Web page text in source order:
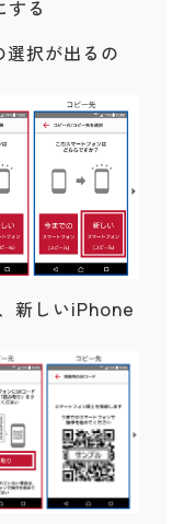
る
択が出るの
新しいiPhone